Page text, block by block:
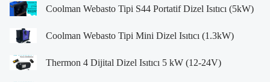
Coolman Webasto Tipi S44 Portatif Dizel Isıtıcı (5kW)
Coolman Webasto Tipi Mini Dizel Isıtıcı (1.3kW)
Thermon 4 Dijital Dizel Isıtıcı 5 kW (12-24V)